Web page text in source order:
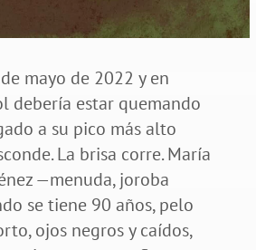
mayo de 2022 y en
debería estar quemando
a su pico más alto
La brisa corre. María
—menuda, joroba
se tiene 90 años, pelo
ojos negros y caídos,